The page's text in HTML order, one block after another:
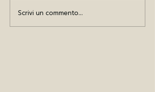
Scrivi un commento...